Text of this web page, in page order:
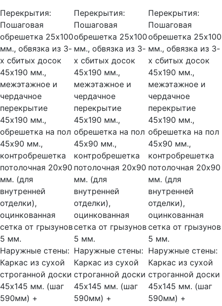
Перекрытия:
Пошаговая
обрешетка 25х100
мм., обвязка из 3-
х сбитых досок
45х190 мм.,
межэтажное и
чердачное
перекрытие
45х190 мм.,
обрешетка на пол
45х90 мм.,
контробрешетка
потолочная 20х90
мм. (для
внутренней
отделки),
оцинкованная
сетка от грызунов
5 мм.
Наружные стены:
Каркас из сухой
строганной доски
45х145 мм. (шаг
590мм) +
Перекрытия:
Пошаговая
обрешетка 25х100
мм., обвязка из 3-
х сбитых досок
45х190 мм.,
межэтажное и
чердачное
перекрытие
45х190 мм.,
обрешетка на пол
45х90 мм.,
контробрешетка
потолочная 20х90
мм. (для
внутренней
отделки),
оцинкованная
сетка от грызунов
5 мм.
Наружные стены:
Каркас из сухой
строганной доски
45х145 мм. (шаг
590мм) +
Перекрытия:
Пошаговая
обрешетка 25х100
мм., обвязка из 3-
х сбитых досок
45х190 мм.,
межэтажное и
чердачное
перекрытие
45х190 мм.,
обрешетка на пол
45х90 мм.,
контробрешетка
потолочная 20х90
мм. (для
внутренней
отделки),
оцинкованная
сетка от грызунов
5 мм.
Наружные стены:
Каркас из сухой
строганной доски
45х145 мм. (шаг
590мм) +